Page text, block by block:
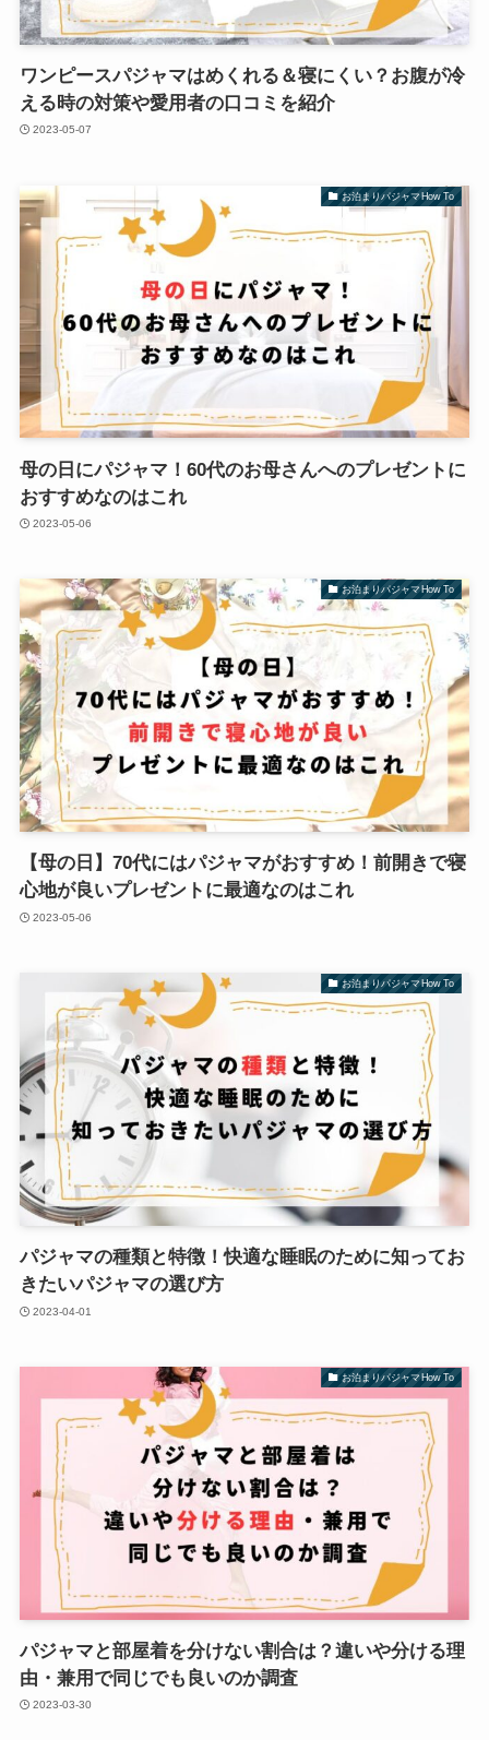
ワンピースパジャマはめくれる＆寝にくい？お腹が冷
える時の対策や愛用者の口コミを紹介
2023-05-07
お泊まりパジャマHow To
母の日にパジャマ！60代のお母さんへのプレゼントに
おすすめなのはこれ
2023-05-06
お泊まりパジャマHow To
【母の日】70代にはパジャマがおすすめ！前開きで寝
心地が良いプレゼントに最適なのはこれ
2023-05-06
お泊まりパジャマHow To
パジャマの種類と特徴！快適な睡眠のために知ってお
きたいパジャマの選び方
2023-04-01
お泊まりパジャマHow To
パジャマと部屋着を分けない割合は？違いや分ける理
由・兼用で同じでも良いのか調査
2023-03-30